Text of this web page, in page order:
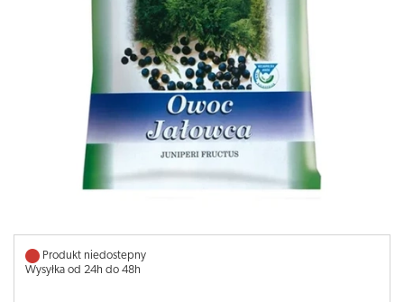
Produkt niedostepny
Wysyłka od 24h do 48h